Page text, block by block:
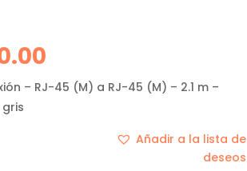
– RJ-45 (M) a RJ-45 (M) – 2.1 m –
gris
Añadir a la lista de
deseos